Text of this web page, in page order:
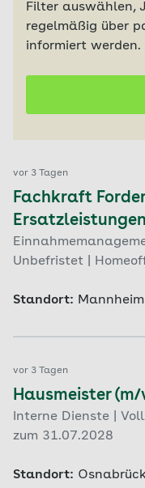
Filter auswählen,
regelmäßig über
informiert werden.
vor 3 Tagen
Fachkraft
Unbefristet |
Standort: Mannheim
vor 3 Tagen
Hausmeister
Interne Dienste |
zum 31.07.2028
Standort: Osnabrück